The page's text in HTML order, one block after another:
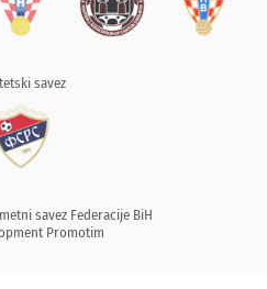
savez
savez Federacije BiH
Promotim